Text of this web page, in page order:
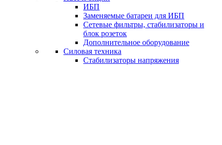
ИБП
Заменяемые батареи для ИБП
Сетевые фильтры, стабилизаторы и
блок розеток
Дополнительное оборудование
Силовая техника
Стабилизаторы напряжения